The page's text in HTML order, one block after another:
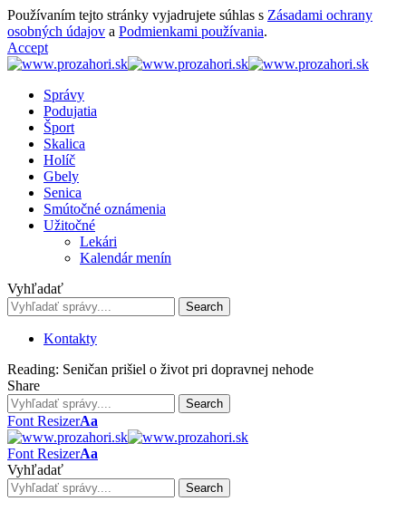
Používaním tejto stránky vyjadrujete súhlas s Zásadami ochrany
osobných údajov a Podmienkami používania.
Accept
Správy
Podujatia
Šport
Skalica
Holíč
Gbely
Senica
Smútočné oznámenia
Užitočné
Lekári
Kalendár menín
Vyhľadať
Kontakty
Reading: Seničan prišiel o život pri dopravnej nehode
Share
Font ResizerAa
Font ResizerAa
Vyhľadať